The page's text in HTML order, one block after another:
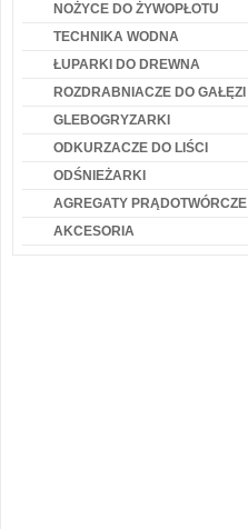
NOŻYCE DO ŻYWOPŁOTU
TECHNIKA WODNA
ŁUPARKI DO DREWNA
ROZDRABNIACZE DO GAŁĘZI
GLEBOGRYZARKI
ODKURZACZE DO LIŚCI
ODŚNIEŻARKI
AGREGATY PRĄDOTWÓRCZE
AKCESORIA